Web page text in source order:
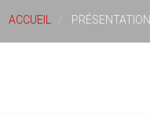
ACCUEIL PRÉSENTATION